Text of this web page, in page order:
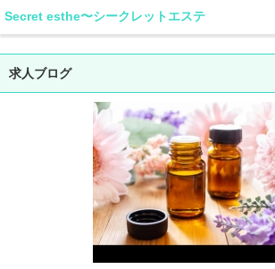
Secret esthe〜シークレットエステ
求人ブログ